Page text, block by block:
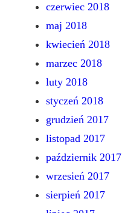
czerwiec 2018
maj 2018
kwiecień 2018
marzec 2018
luty 2018
styczeń 2018
grudzień 2017
listopad 2017
październik 2017
wrzesień 2017
sierpień 2017